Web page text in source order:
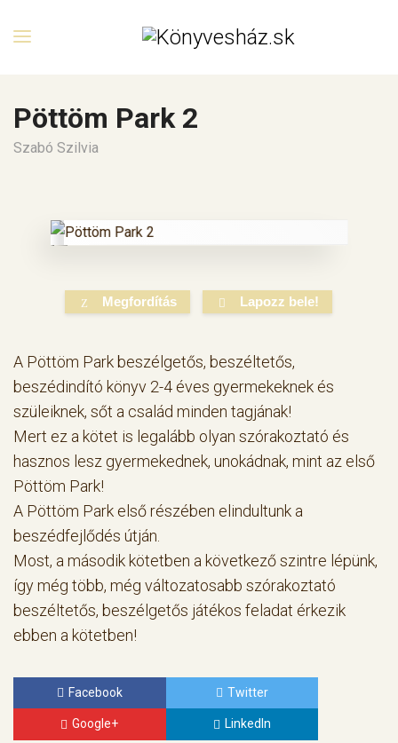
Pöttöm Park 2
Szabó Szilvia
Megfordítás Lapozz bele!
A Pöttöm Park beszélgetős, beszéltetős,
beszédindító könyv 2-4 éves gyermekeknek és
szüleiknek, sőt a család minden tagjának!
Mert ez a kötet is legalább olyan szórakoztató és
hasznos lesz gyermekednek, unokádnak, mint az első
Pöttöm Park!
A Pöttöm Park első részében elindultunk a
beszédfejlődés útján.
Most, a második kötetben a következő szintre lépünk,
így még több, még változatosabb szórakoztató
beszéltetős, beszélgetős játékos feladat érkezik
ebben a kötetben!
Facebook Twitter
Google+ LinkedIn